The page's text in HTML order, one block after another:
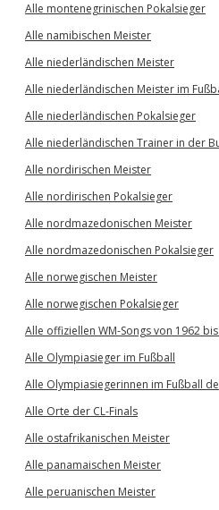
Alle montenegrinischen Pokalsieger
Alle namibischen Meister
Alle niederländischen Meister
Alle niederländischen Meister im
Alle niederländischen Pokalsieger
Alle niederländischen Trainer in der
Alle nordirischen Meister
Alle nordirischen Pokalsieger
Alle nordmazedonischen Meister
Alle nordmazedonischen Pokalsieger
Alle norwegischen Meister
Alle norwegischen Pokalsieger
Alle offiziellen WM-Songs von 1962
Alle Olympiasieger im Fußball
Alle Olympiasiegerinnen im Fußball
Alle Orte der CL-Finals
Alle ostafrikanischen Meister
Alle panamaischen Meister
Alle peruanischen Meister